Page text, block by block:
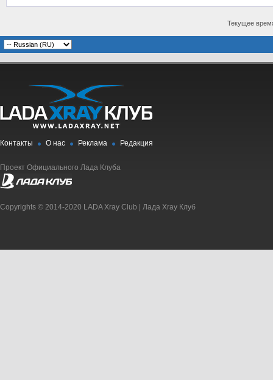
Текущее
Контакты О нас Реклама Редакция
Проект Официального Лада Клуба
Copyrights © 2014-2020 LADA Xray Club | Лада Xray Клуб